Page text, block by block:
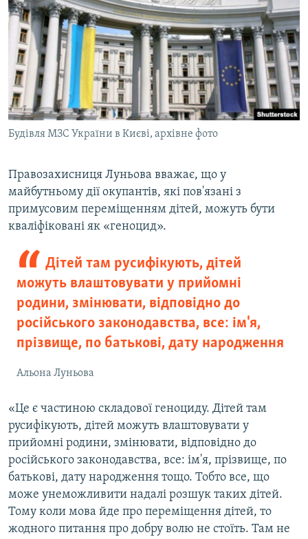
Будівля МЗС України в Києві, архівне фото
Правозахисниця Луньова вважає, що у
майбутньому дії окупантів, які пов'язані з
примусовим переміщенням дітей, можуть бути
кваліфіковані як «геноцид».
Дітей там русифікують, дітей
можуть влаштовувати у прийомні
родини, змінювати, відповідно до
російського законодавства, все: ім'я,
прізвище, по батькові, дату народження
Альона Луньова
«Це є частиною складової геноциду. Дітей там
русифікують, дітей можуть влаштовувати у
прийомні родини, змінювати, відповідно до
російського законодавства, все: ім'я, прізвище, по
батькові, дату народження тощо. Тобто все, що
може унеможливити надалі розшук таких дітей.
Тому коли мова йде про переміщення дітей, то
жодного питання про добру волю не стоїть. Там не